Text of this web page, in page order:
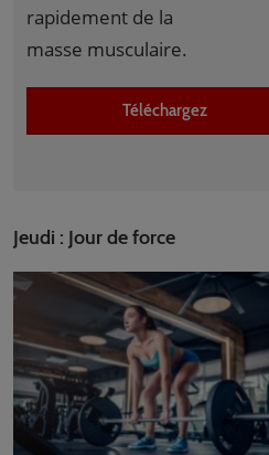
rapidement de la
masse musculaire.
Téléchargez
Jeudi : Jour de force